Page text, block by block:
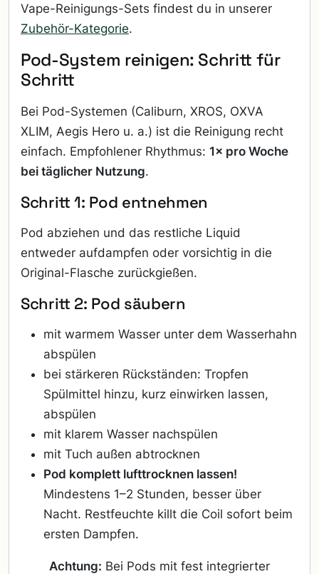
Vape-Reinigungs-Sets findest du in unserer
Zubehör-Kategorie.
Pod-System reinigen: Schritt für
Schritt
Bei Pod-Systemen (Caliburn, XROS, OXVA
XLIM, Aegis Hero u. a.) ist die Reinigung recht
einfach. Empfohlener Rhythmus: 1× pro Woche
bei täglicher Nutzung.
Schritt 1: Pod entnehmen
Pod abziehen und das restliche Liquid
entweder aufdampfen oder vorsichtig in die
Original-Flasche zurückgießen.
Schritt 2: Pod säubern
mit warmem Wasser unter dem Wasserhahn
abspülen
bei stärkeren Rückständen: Tropfen
Spülmittel hinzu, kurz einwirken lassen,
abspülen
mit klarem Wasser nachspülen
mit Tuch außen abtrocknen
Pod komplett lufttrocknen lassen!
Mindestens 1–2 Stunden, besser über
Nacht. Restfeuchte killt die Coil sofort beim
ersten Dampfen.
Achtung: Bei Pods mit fest integrierter